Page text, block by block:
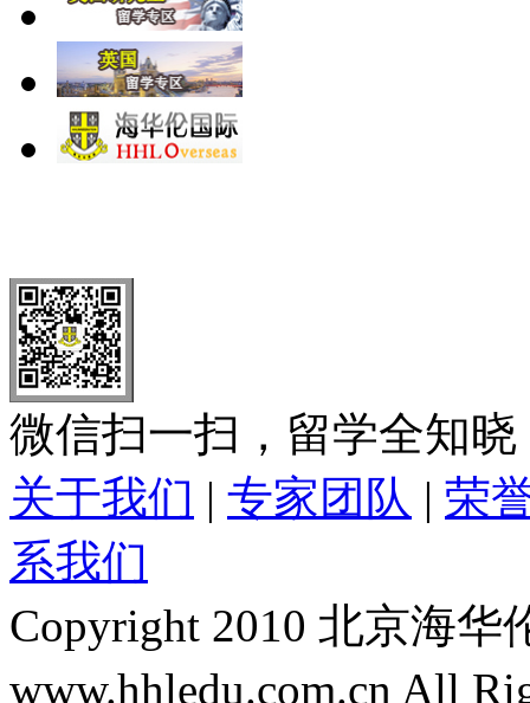
微信扫一扫，留学全知晓
关于我们 | 专家团队 | 荣
系我们
Copyright 2010 北京海
www.hhledu.com.cn All